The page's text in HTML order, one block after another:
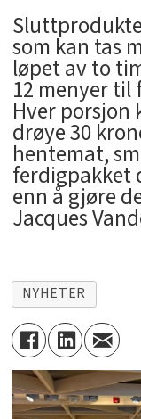
som kan tas
løpet av to
12 menyer til
Hver porsjon
drøye 30
hentemat,
ferdigpakket
enn å gjøre
Jacques
NYHETER